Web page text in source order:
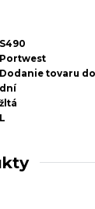
S490
Portwest
Dodanie tovaru
dní
žltá
L